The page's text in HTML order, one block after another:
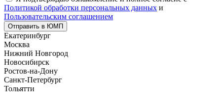
Политикой обработки персональных данных и
Пользовательским соглашением
Отправить в ЮМП
Екатеринбург
Москва
Нижний Новгород
Новосибирск
Ростов-на-Дону
Санкт-Петербург
Тольятти